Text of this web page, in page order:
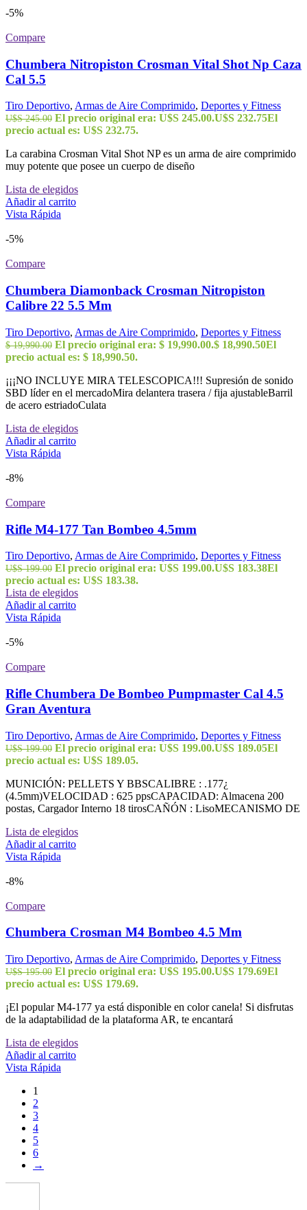
-5%
Compare
Chumbera Nitropiston Crosman Vital Shot Np Caza
Cal 5.5
Tiro Deportivo, Armas de Aire Comprimido, Deportes y Fitness
U$S245.00 El precio original era: U$S 245.00.U$S 232.75El
precio actual es: U$S 232.75.
La carabina Crosman Vital Shot NP es un arma de aire comprimido
muy potente que posee un cuerpo de diseño
Lista de elegidos
Añadir al carrito
Vista Rápida
-5%
Compare
Chumbera Diamonback Crosman Nitropiston
Calibre 22 5.5 Mm
Tiro Deportivo, Armas de Aire Comprimido, Deportes y Fitness
$19,990.00 El precio original era: $ 19,990.00.$ 18,990.50El
precio actual es: $ 18,990.50.
¡¡¡NO INCLUYE MIRA TELESCOPICA!!! Supresión de sonido
SBD líder en el mercadoMira delantera trasera / fija ajustableBarril
de acero estriadoCulata
Lista de elegidos
Añadir al carrito
Vista Rápida
-8%
Compare
Rifle M4-177 Tan Bombeo 4.5mm
Tiro Deportivo, Armas de Aire Comprimido, Deportes y Fitness
U$S199.00 El precio original era: U$S 199.00.U$S 183.38El
precio actual es: U$S 183.38.
Lista de elegidos
Añadir al carrito
Vista Rápida
-5%
Compare
Rifle Chumbera De Bombeo Pumpmaster Cal 4.5
Gran Aventura
Tiro Deportivo, Armas de Aire Comprimido, Deportes y Fitness
U$S199.00 El precio original era: U$S 199.00.U$S 189.05El
precio actual es: U$S 189.05.
MUNICIÓN: PELLETS Y BBSCALIBRE : .177¿
(4.5mm)VELOCIDAD : 625 ppsCAPACIDAD: Almacena 200
postas, Cargador Interno 18 tirosCAÑÓN : LisoMECANISMO DE
Lista de elegidos
Añadir al carrito
Vista Rápida
-8%
Compare
Chumbera Crosman M4 Bombeo 4.5 Mm
Tiro Deportivo, Armas de Aire Comprimido, Deportes y Fitness
U$S195.00 El precio original era: U$S 195.00.U$S 179.69El
precio actual es: U$S 179.69.
¡El popular M4-177 ya está disponible en color canela! Si disfrutas
de la adaptabilidad de la plataforma AR, te encantará
Lista de elegidos
Añadir al carrito
Vista Rápida
1
2
3
4
5
6
→